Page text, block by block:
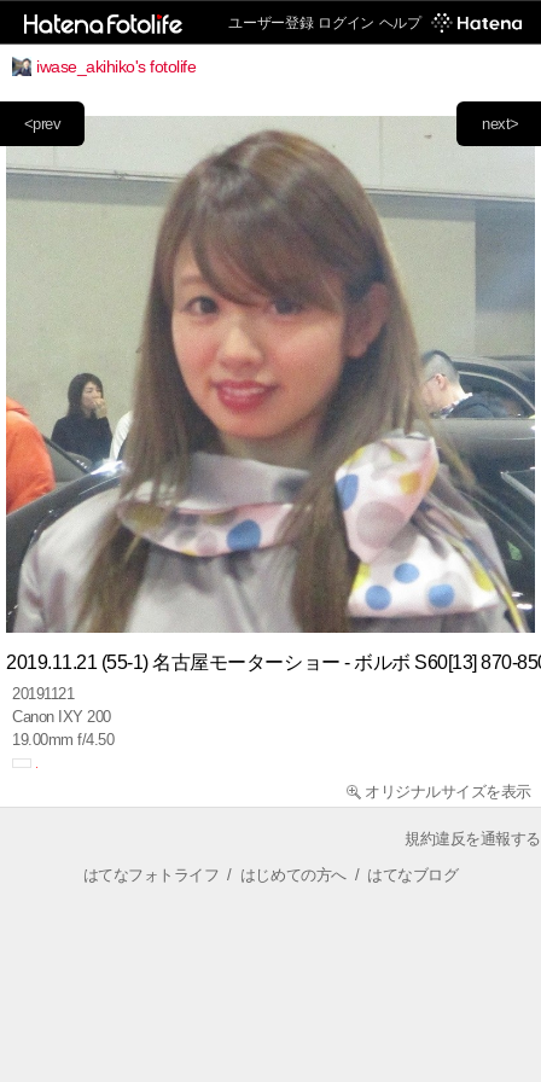
ユーザー登録 ログイン ヘルプ
iwase_akihiko's fotolife
next>
<prev
2019.11.21 (55-1) 名古屋モーターショー - ボルボ S60[13] 870-
20191121
Canon IXY 200
19.00mm f/4.50
オリジナルサイズを表示
規約違反を通報する
はてなフォトライフ / はじめての方へ/ はてなブログ